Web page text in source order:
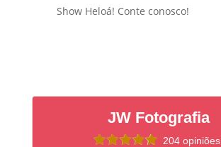
Show Heloá! Conte conosco!
JW Fotografia
204 opiniões